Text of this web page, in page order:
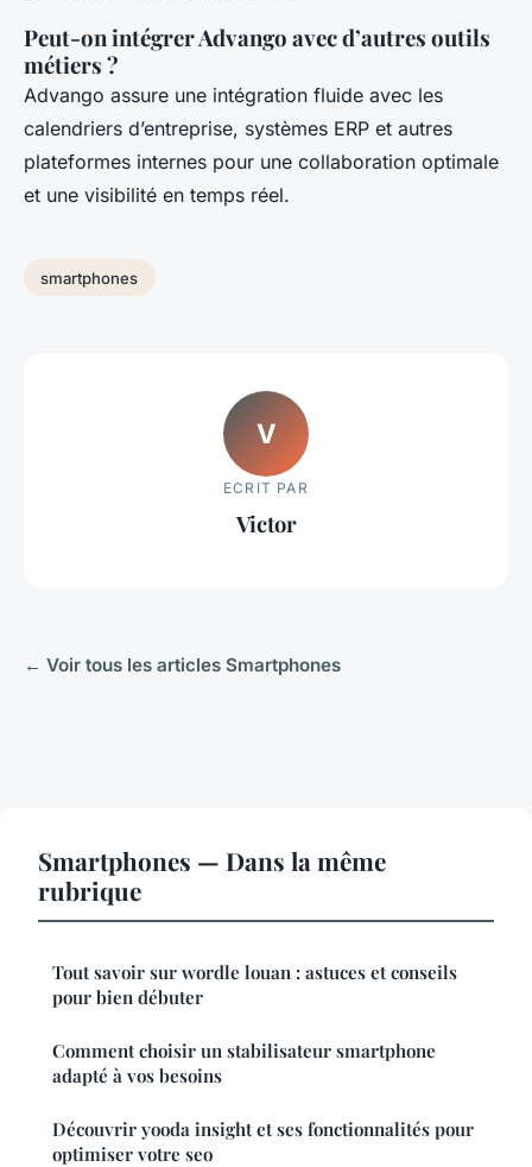
Peut-on intégrer Advango avec d’autres outils
métiers ?
Advango assure une intégration fluide avec les
calendriers d’entreprise, systèmes ERP et autres
plateformes internes pour une collaboration optimale
et une visibilité en temps réel.
smartphones
V
ECRIT PAR
Victor
← Voir tous les articles Smartphones
Smartphones — Dans la même
rubrique
Tout savoir sur wordle louan : astuces et conseils
pour bien débuter
Comment choisir un stabilisateur smartphone
adapté à vos besoins
Découvrir yooda insight et ses fonctionnalités pour
optimiser votre seo